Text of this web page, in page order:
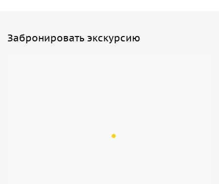
Забронировать экскурсию